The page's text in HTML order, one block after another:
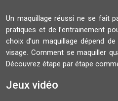
Un maquillage réussi ne se fait
pratiques et de l’entrainement
choix d’un maquillage dépend
visage. Comment se maquiller
Découvrez étape par étape
Jeux vidéo